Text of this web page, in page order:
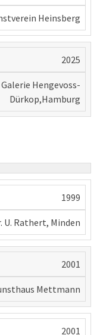
Heinsberg
2025
Hengevoss-
Dürkop,Hamburg
1999
U. Rathert, Minden
2001
Mettmann
2001